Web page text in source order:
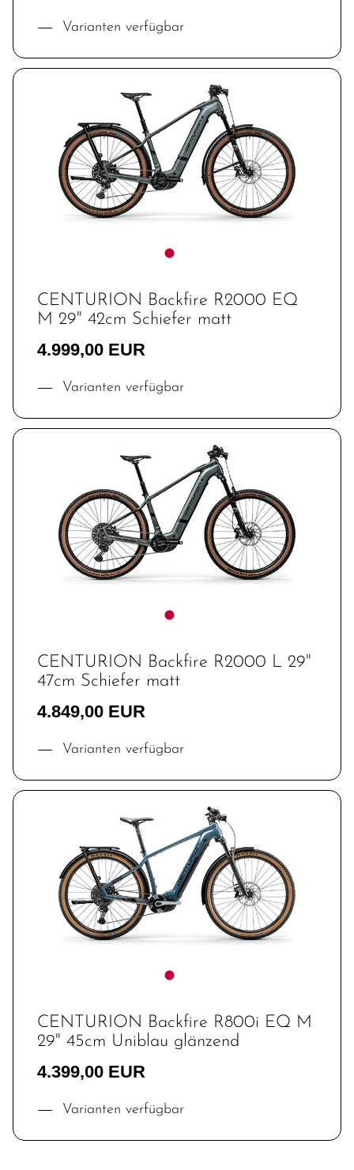
Varianten verfügbar
CENTURION Backfire R2000 EQ
M 29" 42cm Schiefer matt
4.999,00 EUR
Varianten verfügbar
CENTURION Backfire R2000 L 29"
47cm Schiefer matt
4.849,00 EUR
Varianten verfügbar
CENTURION Backfire R800i EQ M
29" 45cm Uniblau glänzend
4.399,00 EUR
Varianten verfügbar